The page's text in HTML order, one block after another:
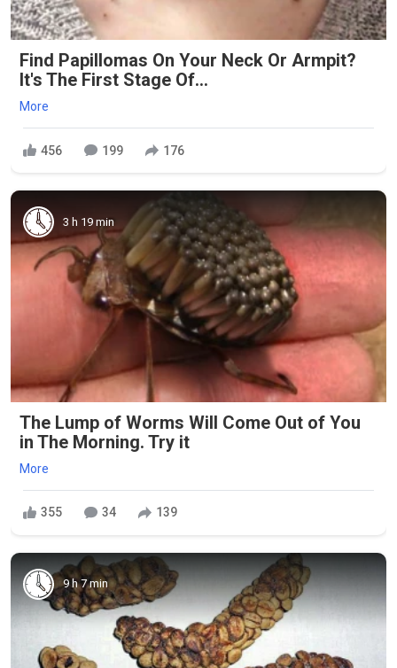
Find Papillomas On Your Neck Or Armpit?
It's The First Stage Of...
More
456 199 176
3 h 19 min
The Lump of Worms Will Come Out of You
in The Morning. Try it
More
355 34 139
9 h 7 min